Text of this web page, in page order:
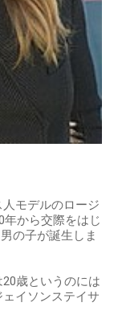
モデルのロージ
から交際をはじ
の子が誕生しま
歳というのには
イソンステイサ